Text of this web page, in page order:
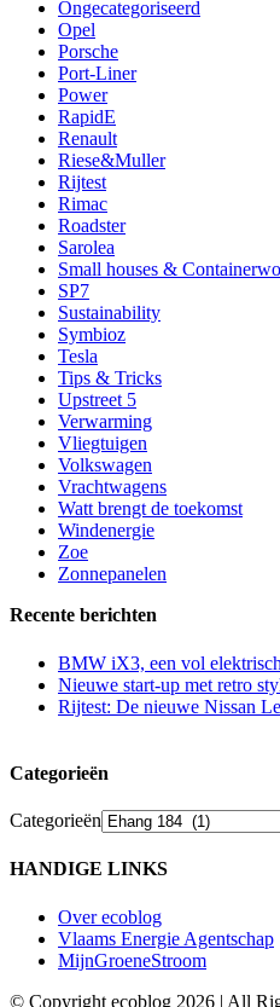
Ongecategoriseerd
Opel
Porsche
Port-Liner
Power
RapidE
Renault
Riese&Muller
Rijtest
Rimac
Roadster
Sarolea
Small houses &
SP7
Sustainability
Symbioz
Tesla
Tips & Tricks
Upstreet 5
Verwarming
Vliegtuigen
Volkswagen
Vrachtwagens
Watt brengt de toekomst
Windenergie
Zoe
Zonnepanelen
Recente berichten
BMW iX3, een vol
Nieuwe start-up met retro
Rijtest: De nieuwe Nissan
Categorieën
Categorieën
HANDIGE LINKS
Over ecoblog
Vlaams Energie Agentschap
MijnGroeneStroom
© Copyright ecoblog 2026 | All